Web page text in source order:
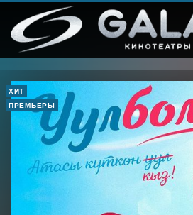
ХИТ
ПРЕМЬЕРЫ